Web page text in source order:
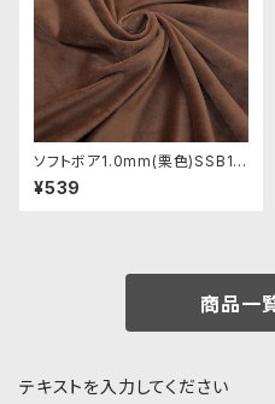
ソフトボア1.0mm(栗色)SSB13
2 ぬいぐるみ用短毛ボア生地 2
0cm
¥539
商品一
テキストを入力してください